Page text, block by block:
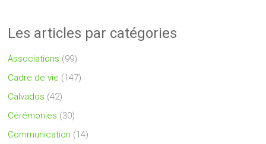
Les articles par catégories
Associations (99)
Cadre de vie (147)
Calvados (42)
Cérémonies (30)
Communication (14)